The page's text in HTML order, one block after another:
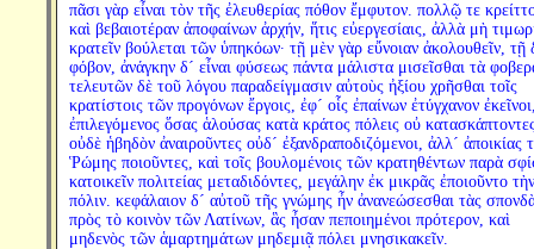
πᾶσι γὰρ εἶναι τὸν τῆς ἐλευθερίας πόθον ἔμφυτον. πολλῷ τε
καὶ βεβαιοτέραν ἀποφαίνων ἀρχήν, ἥτις εὐεργεσίαις, ἀλλὰ μὴ
κρατεῖν βούλεται τῶν ὑπηκόων· τῇ μὲν γὰρ εὔνοιαν ἀκολουθεῖν, τῇ
φόβον, ἀνάγκην δ´ εἶναι φύσεως πάντα μάλιστα μισεῖσθαι τὰ
τελευτῶν δὲ τοῦ λόγου παραδείγμασιν αὐτοὺς ἠξίου χρῆσθαι τοῖς
κρατίστοις τῶν προγόνων ἔργοις, ἐφ´ οἷς ἐπαίνων ἐτύγχανον
ἐπιλεγόμενος ὅσας ἁλούσας κατὰ κράτος πόλεις οὐ
οὐδὲ ἡβηδὸν ἀναιροῦντες οὐδ´ ἐξανδραποδιζόμενοι, ἀλλ´ ἀποικίας
Ῥώμης ποιοῦντες, καὶ τοῖς βουλομένοις τῶν κρατηθέντων παρὰ
κατοικεῖν πολιτείας μεταδιδόντες, μεγάλην ἐκ μικρᾶς ἐποιοῦντο τὴν
πόλιν. κεφάλαιον δ´ αὐτοῦ τῆς γνώμης ἦν ἀνανεώσεσθαι τὰς
πρὸς τὸ κοινὸν τῶν Λατίνων, ἃς ἦσαν πεποιημένοι πρότερον, καὶ
μηδενὸς τῶν ἁμαρτημάτων μηδεμιᾷ πόλει μνησικακεῖν.